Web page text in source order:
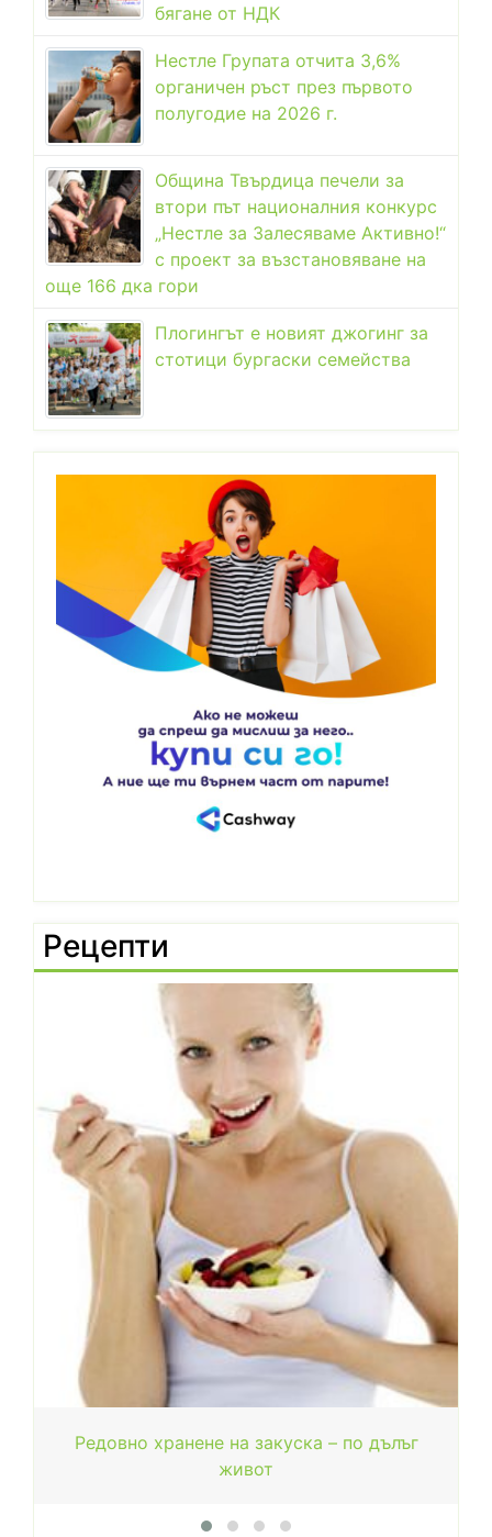
бягане от НДК
Нестле Групата отчита 3,6%
органичен ръст през първото
полугодие на 2026 г.
Община Твърдица печели за
втори път националния конкурс
„Нестле за Залесяваме Активно!“
с проект за възстановяване на
още 166 дка гори
Плогингът е новият джогинг за
стотици бургаски семейства
Рецепти
Редовно хранене на закуска – по дълъг
живот